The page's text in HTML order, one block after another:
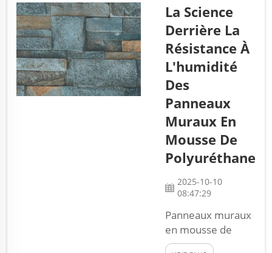
votre maison
Remarquez-vous
que certaines
maisons
semblent plus
accueillantes de
d'autres ? Les
panneaux de
revêtement
décoratifs pour
murs extérieurs
sont un secret
pour obtenir une
maison au look
soigné. Ces p...
La Science
Derrière La
Résistance À
L'humidité
Des
Panneaux
Muraux En
Mousse De
Polyuréthane
2025-10-10
08:47:29
Panneaux muraux
en mousse de
polyuréthane.